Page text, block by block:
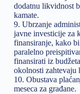
dodatnu likvidnost
kamate.
9. Ubrzanje
javne investicije za
finansiranje, kako
paralelno
finansirati iz
okolnosti zahtevaju
10. Obustava
meseca za građane.